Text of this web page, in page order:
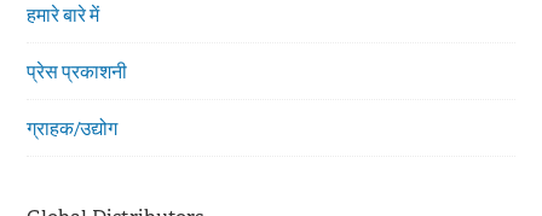
हमारे बारे में
प्रेस प्रकाशनी
ग्राहक/उद्योग